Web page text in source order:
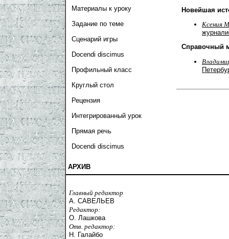
Материалы к уроку
Задание по теме
Сценарий игры
Docendi discimus
Профильный класс
Круглый стол
Рецензия
Интегрированный урок
Прямая речь
Docendi discimus
АРХИВ
Новейшая
Ксения
Справочный
Главный редактор
А. САВЕЛЬЕВ
Редактор:
О. Лашкова
Отв. редактор:
Н. Галайбо